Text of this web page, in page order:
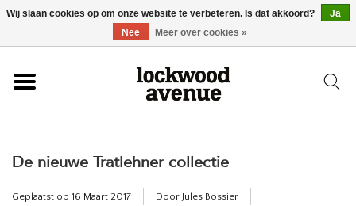
HOME
NIEUW
De nieuwe Tratlehner collectie
Geplaatst op 16 Maart 2017 Door Jules Bossier
Wij slaan cookies op om onze website te verbeteren. Is dat akkoord?
Ja
Nee
Meer over cookies »